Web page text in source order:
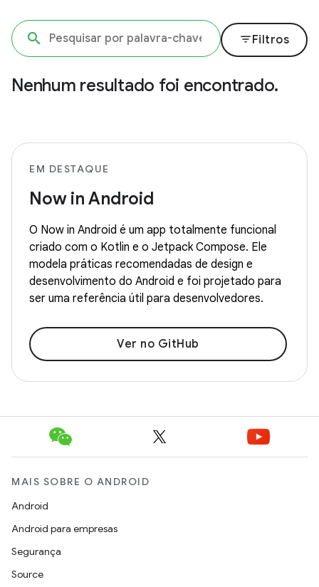
filter_listFiltros
Nenhum resultado foi encontrado.
EM DESTAQUE
Now in Android
O Now in Android é um app totalmente funcional
criado com o Kotlin e o Jetpack Compose. Ele
modela práticas recomendadas de design e
desenvolvimento do Android e foi projetado para
ser uma referência útil para desenvolvedores.
Ver no GitHub
MAIS SOBRE O ANDROID
Android
Android para empresas
Segurança
Source